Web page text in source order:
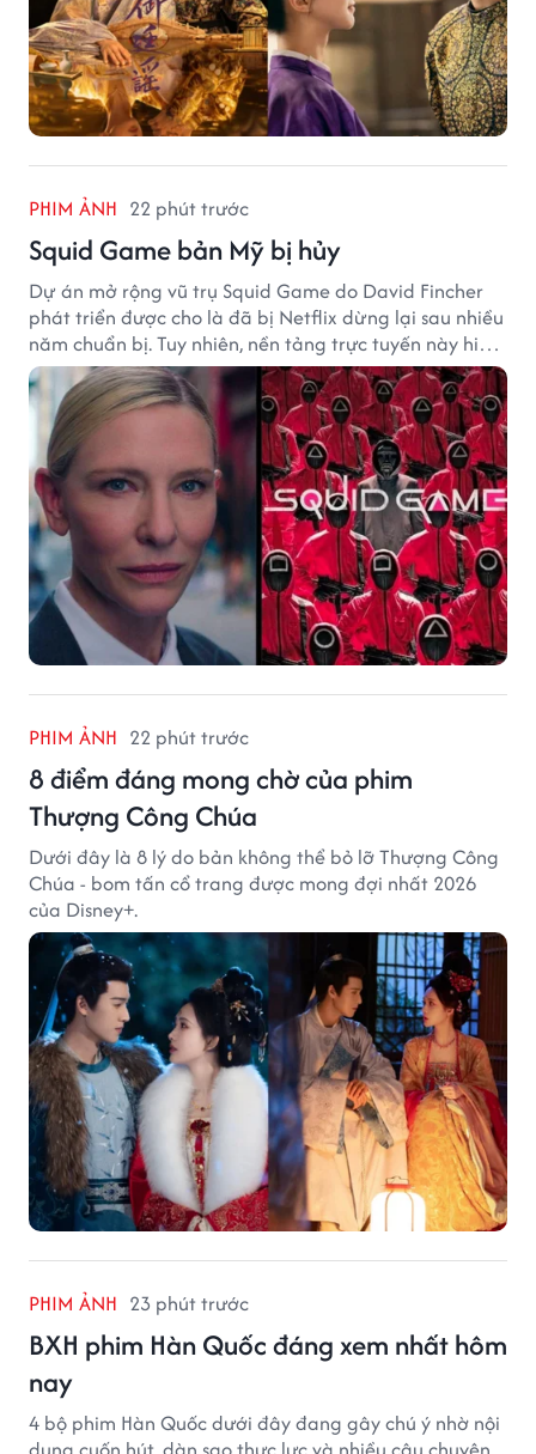
PHIM ẢNH 22 phút trước
Squid Game bản Mỹ bị hủy
Dự án mở rộng vũ trụ Squid Game do David Fincher
phát triển được cho là đã bị Netflix dừng lại sau nhiều
năm chuẩn bị. Tuy nhiên, nền tảng trực tuyến này hiện
vẫn chưa đưa ra thông báo chính thức.
PHIM ẢNH 22 phút trước
8 điểm đáng mong chờ của phim
Thượng Công Chúa
Dưới đây là 8 lý do bản không thể bỏ lỡ Thượng Công
Chúa - bom tấn cổ trang được mong đợi nhất 2026
của Disney+.
PHIM ẢNH 23 phút trước
BXH phim Hàn Quốc đáng xem nhất hôm
nay
4 bộ phim Hàn Quốc dưới đây đang gây chú ý nhờ nội